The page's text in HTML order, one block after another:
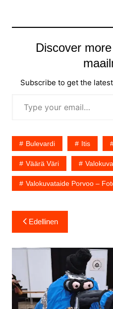
Discover
Subscribe to get the
Bulevardi Itis
Väärä Väri
Valokuvataide Porvoo –
Artikkelien
selaus
Edellinen